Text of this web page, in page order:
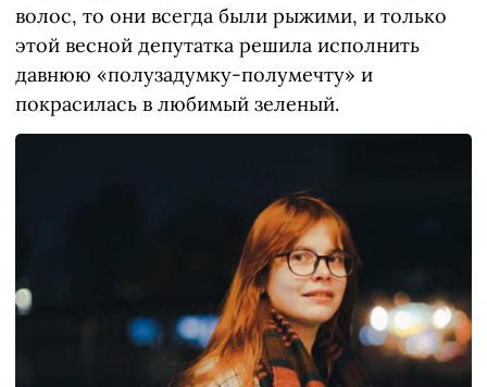
волос, то они всегда были рыжими, и только
этой весной депутатка решила исполнить
давнюю «полузадумку-полумечту» и
покрасилась в любимый зеленый.